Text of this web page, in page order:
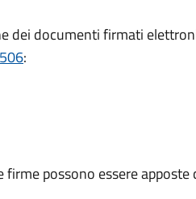
dei documenti firmati
:
possono essere